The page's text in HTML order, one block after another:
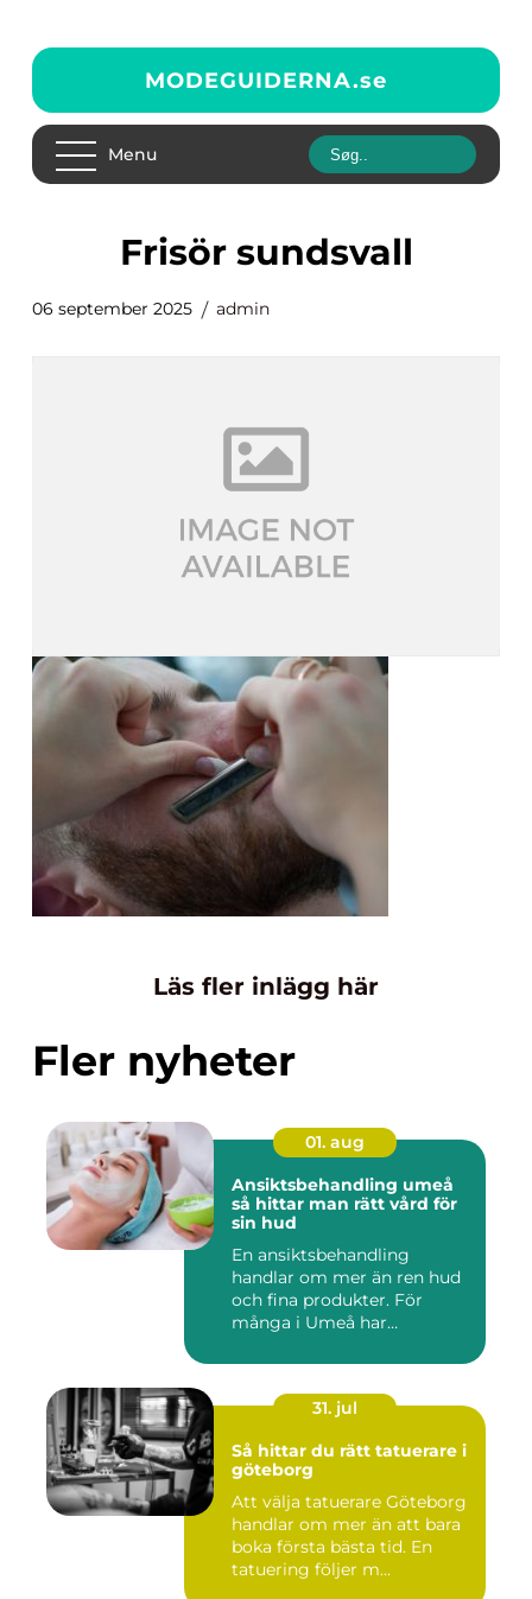
MODEGUIDERNA.se
Menu
frisör sundsvall
06 september 2025 admin
Läs fler inlägg här
Fler nyheter
01. aug
Ansiktsbehandling umeå
så hittar man rätt vård för
sin hud
En ansiktsbehandling
handlar om mer än ren hud
och fina produkter. För
många i Umeå har
31. jul
Så hittar du rätt tatuerare i
göteborg
Att välja tatuerare Göteborg
handlar om mer än att bara
boka första bästa tid. En
tatuering följer m...